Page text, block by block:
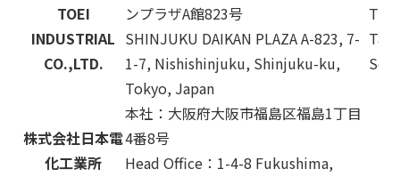
TOEI
INDUSTRIAL
CO.,LTD.
ンプラザA館823号
SHINJUKU DAIKAN PLAZA A-823, 7-
1-7, Nishishinjuku, Shinjuku-ku,
Tokyo, Japan
株式会社日本電
化工業所
本社：大阪府大阪市福島区福島1丁目
4番8号
Head Office：1-4-8 Fukushima,